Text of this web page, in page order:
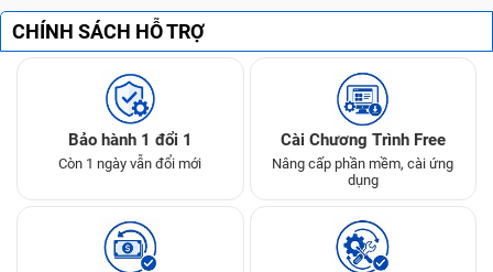
CHÍNH SÁCH HỖ TRỢ
Bảo hành 1 đổi 1
Còn 1 ngày vẫn đổi mới
Cài Chương Trình Free
Nâng cấp phần mềm, cài ứng
dụng